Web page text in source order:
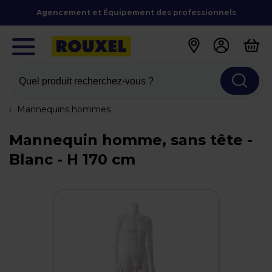
Agencement et Équipement des professionnels
Quel produit recherchez-vous ?
Mannequins hommes
Mannequin homme, sans tête -
Blanc - H 170 cm